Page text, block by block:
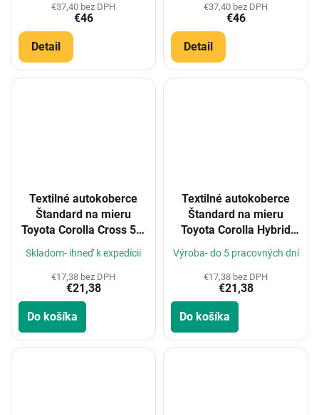
€37,40 bez DPH
€46
Detail
€37,40 bez DPH
€46
Detail
Textilné autokoberce
Štandard na mieru
Toyota Corolla Cross 5m
Skladom- ihneď k expedícii
€17,38 bez DPH
€21,38
Do košíka
Textilné autokoberce
Štandard na mieru
Toyota Corolla Hybrid
Výroba- do 5 pracovných dní
€17,38 bez DPH
€21,38
Do košíka